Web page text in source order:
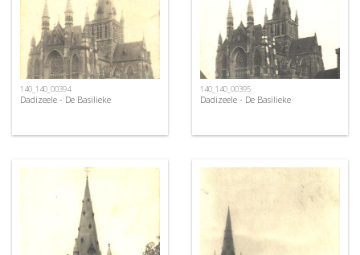
140_140_00394
Dadizeele - De Basilieke
140_140_00395
Dadizeele - De Basilieke